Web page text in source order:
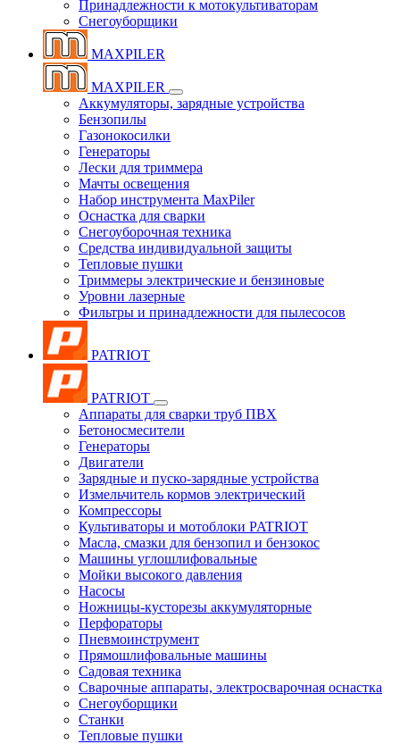
Принадлежности к мотокультиваторам
Снегоуборщики
MAXPILER
MAXPILER
Аккумуляторы, зарядные устройства
Бензопилы
Газонокосилки
Генераторы
Лески для триммера
Мачты освещения
Набор инструмента MaxPiler
Оснастка для сварки
Снегоуборочная техника
Средства индивидуальной защиты
Тепловые пушки
Триммеры электрические и бензиновые
Уровни лазерные
Фильтры и принадлежности для пылесосов
PATRIOT
PATRIOT
Аппараты для сварки труб ПВХ
Бетоносмесители
Генераторы
Двигатели
Зарядные и пуско-зарядные устройства
Измельчитель кормов электрический
Компрессоры
Культиваторы и мотоблоки PATRIOT
Масла, смазки для бензопил и бензокос
Машины углошлифовальные
Мойки высокого давления
Насосы
Ножницы-кусторезы аккумуляторные
Перфораторы
Пневмоинструмент
Прямошлифовальные машины
Садовая техника
Сварочные аппараты, электросварочная оснастка
Снегоуборщики
Станки
Тепловые пушки